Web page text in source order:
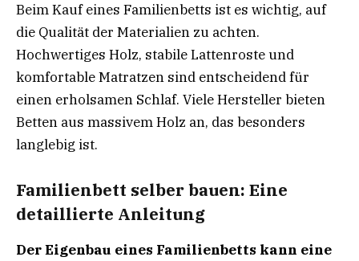
Beim Kauf eines Familienbetts ist es wichtig, auf
die Qualität der Materialien zu achten.
Hochwertiges Holz, stabile Lattenroste und
komfortable Matratzen sind entscheidend für
einen erholsamen Schlaf. Viele Hersteller bieten
Betten aus massivem Holz an, das besonders
langlebig ist.
Familienbett selber bauen: Eine
detaillierte Anleitung
Der Eigenbau eines Familienbetts kann eine